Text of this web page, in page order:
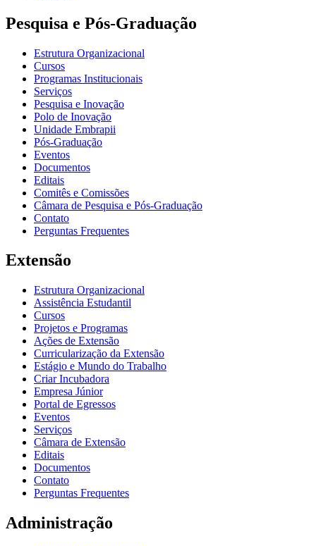
Pesquisa e Pós-Graduação
Estrutura Organizacional
Cursos
Programas Institucionais
Serviços
Pesquisa e Inovação
Polo de Inovação
Unidade Embrapii
Pós-Graduação
Eventos
Documentos
Editais
Comitês e Comissões
Câmara de Pesquisa e Pós-Graduação
Contato
Perguntas Frequentes
Extensão
Estrutura Organizacional
Assistência Estudantil
Cursos
Projetos e Programas
Ações de Extensão
Curricularização da Extensão
Estágio e Mundo do Trabalho
Criar Incubadora
Empresa Júnior
Portal de Egressos
Eventos
Serviços
Câmara de Extensão
Editais
Documentos
Contato
Perguntas Frequentes
Administração